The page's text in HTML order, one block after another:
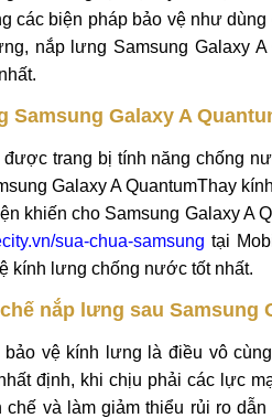
các biện pháp bảo vệ như
nắp lưng Samsung Galaxy
Samsung Galaxy A
được trang bị tính năng chống
Galaxy A QuantumThay
khiến cho Samsung Galaxy
sua-chua-samsung tại
kính lưng chống nước tốt nhất.
nắp lưng sau
vệ kính lưng là điều vô
định, khi chịu phải các lực
chế và làm giảm thiểu rủi ro